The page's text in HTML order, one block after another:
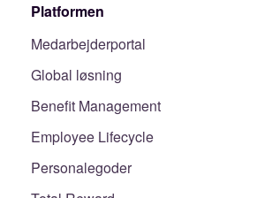
Platformen
Medarbejderportal
Global løsning
Benefit Management
Employee Lifecycle
Personalegoder